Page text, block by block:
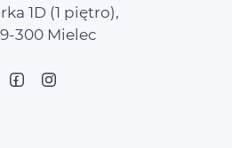
1D (1 piętro),
300 Mielec